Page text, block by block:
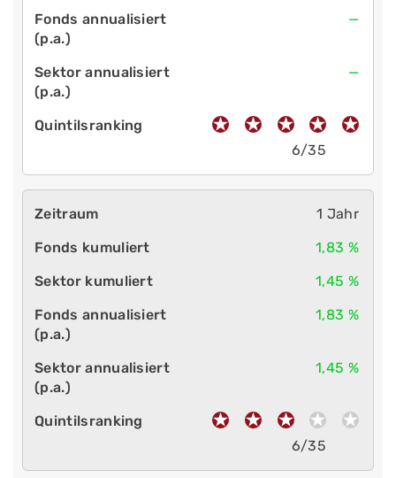
—
—
6/35
1 Jahr
1,83 %
1,45 %
1,83 %
1,45 %
6/35